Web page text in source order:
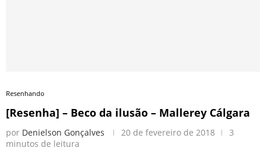
Resenhando
[Resenha] – Beco da ilusão – Mallerey Cálgara
por Denielson Gonçalves 20 de fevereiro de 2018
3
minutos de leitura